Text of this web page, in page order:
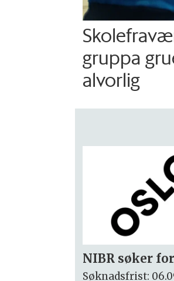
gruppa
alvorlig
Rektor
Søknadsfrist: